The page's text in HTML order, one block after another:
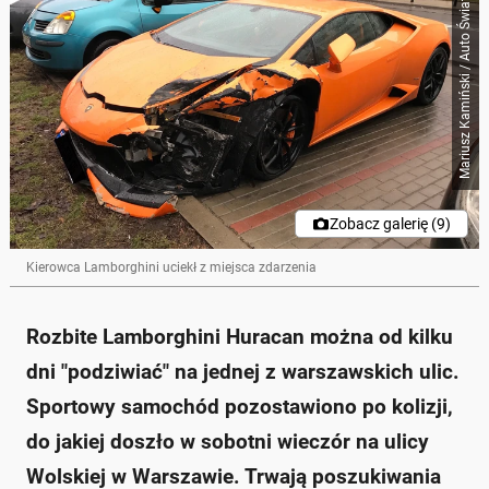
Mariusz Kamiński / Auto Świat
Zobacz galerię (9)
Kierowca Lamborghini uciekł z miejsca zdarzenia
Rozbite Lamborghini Huracan można od kilku
dni "podziwiać" na jednej z warszawskich ulic.
Sportowy samochód pozostawiono po kolizji,
do jakiej doszło w sobotni wieczór na ulicy
Wolskiej w Warszawie. Trwają poszukiwania